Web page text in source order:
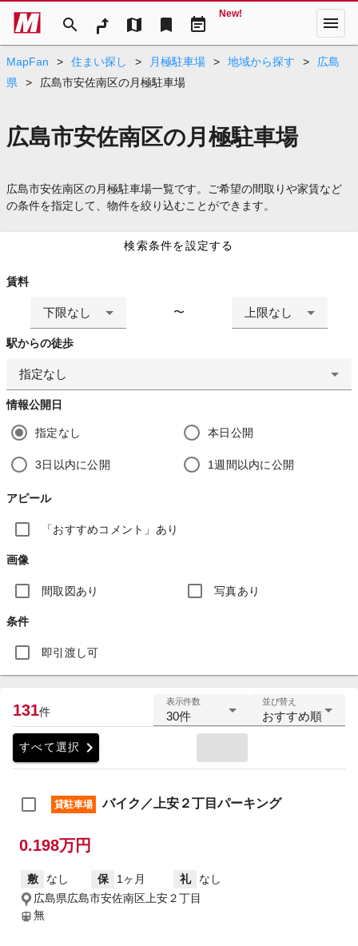
search map bookmark event_note
New! menu
MapFan > 住まい探し > 月極駐車場 > 地域から探す >
広島
県
> 広島市安佐南区の月極駐車場
広島市安佐南区の月極駐車場
広島市安佐南区の月極駐車場一覧です。ご希望の間取りや家賃など
の条件を指定して、物件を絞り込むことができます。
検索条件を設定する
賃料
下限なし 〜 上限なし
駅からの徒歩
指定なし
情報公開日
指定なし 本日公開
3日以内に公開 1週間以内に公開
アピール
「おすすめコメント」あり
画像
間取図あり 写真あり
条件
即引渡し可
131件
表示件数
30件
並び替え
おすすめ順
すべて選択 chevron_right
貸駐車場 バイク／上安２丁目パーキング
0.198万円
敷 なし 保 1ヶ月 礼
なし
広島県広島市安佐南区上安２丁目
無